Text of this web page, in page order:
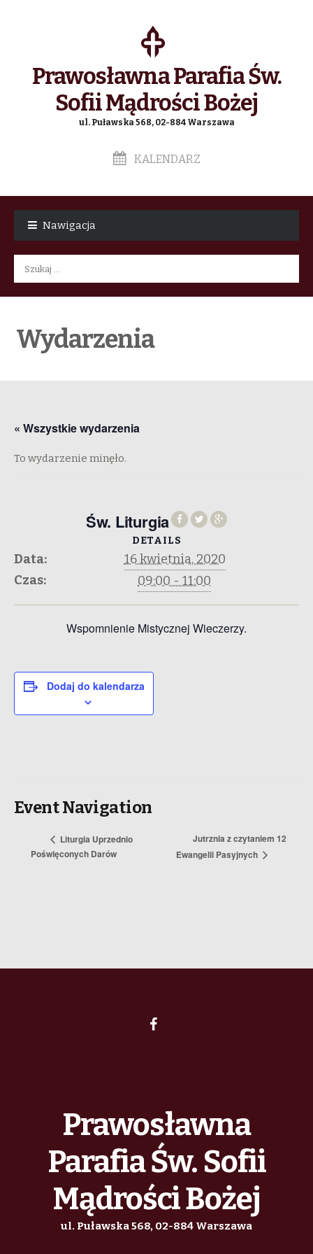
Prawosławna Parafia Św.
Sofii Mądrości Bożej
ul. Puławska 568, 02-884 Warszawa
KALENDARZ
Nawigacja
Szukaj:
Wydarzenia
« Wszystkie wydarzenia
To wydarzenie minęło.
Św. Liturgia
DETAILS
Data:
16 kwietnia, 2020
Czas:
09:00 - 11:00
Wspomnienie Mistycznej Wieczerzy.
Dodaj do kalendarza
Event Navigation
Liturgia Uprzednio
Poświęconych Darów
Jutrznia z czytaniem 12
Ewangelii Pasyjnych
Prawosławna
Parafia Św. Sofii
Mądrości Bożej
ul. Puławska 568, 02-884 Warszawa